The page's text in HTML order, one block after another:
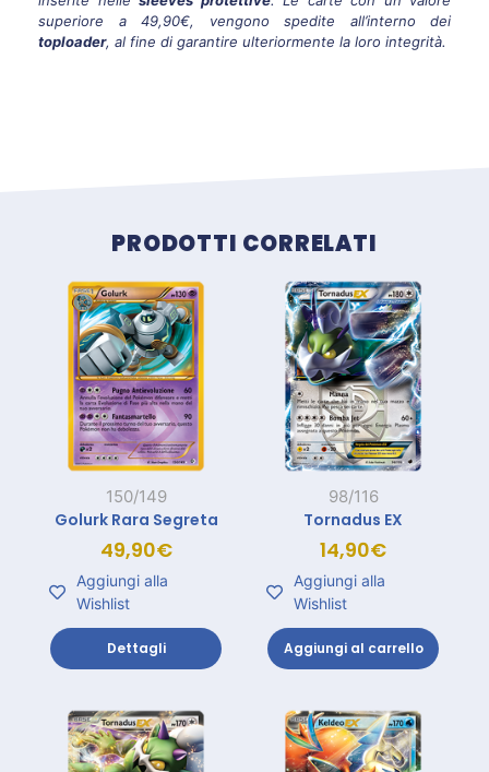
superiore a 49,90€, vengono spedite all’interno dei
toploader, al fine di garantire ulteriormente la loro integrità.
PRODOTTI CORRELATI
150/149
Golurk Rara Segreta
49,90€
Aggiungi alla
Wishlist
Dettagli
98/116
Tornadus EX
14,90€
Aggiungi alla
Wishlist
Aggiungi al carrello